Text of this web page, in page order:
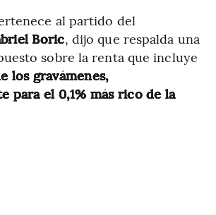
al partido del
Boric, dijo que respalda una
sobre la renta que incluye
los gravámenes,
para el 0,1% más rico de la